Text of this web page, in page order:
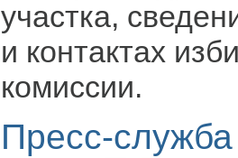
участка,
и контактах
комиссии.
Пресс-